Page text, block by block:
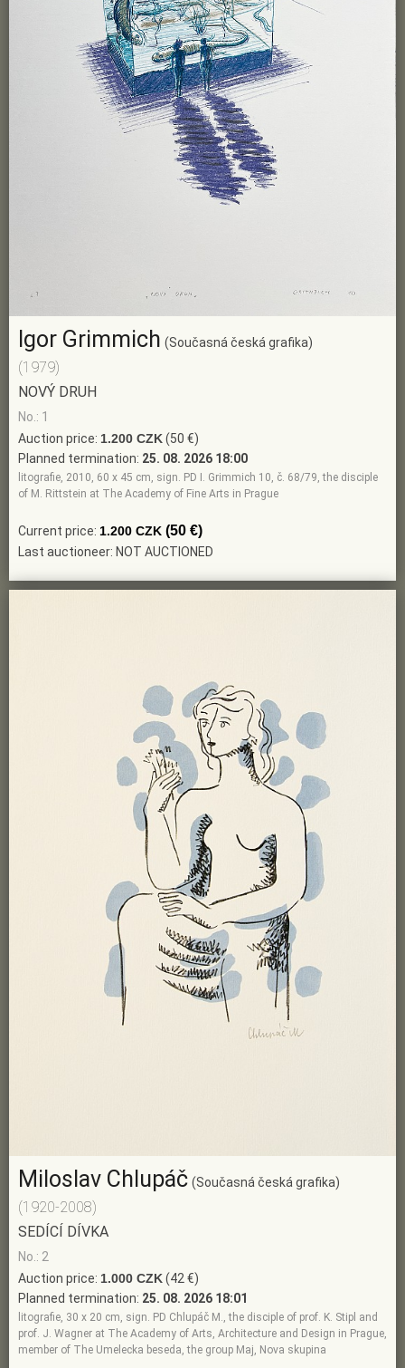
Igor Grimmich (Současná česká grafika)
(1979)
NOVÝ DRUH
No.: 1
Auction price: 1.200 CZK(50 €)
Planned termination: 25. 08. 2026 18:00
litografie, 2010, 60 x 45 cm, sign. PD I. Grimmich 10, č. 68/79, the disciple
of M. Rittstein at The Academy of Fine Arts in Prague
Current price: 1.200 CZK (50 €)
Last auctioneer: NOT AUCTIONED
Miloslav Chlupáč (Současná česká grafika)
(1920-2008)
SEDÍCÍ DÍVKA
No.: 2
Auction price: 1.000 CZK(42 €)
Planned termination: 25. 08. 2026 18:01
litografie, 30 x 20 cm, sign. PD Chlupáč M., the disciple of prof. K. Stipl and
prof. J. Wagner at The Academy of Arts, Architecture and Design in Prague,
member of The Umelecka beseda, the group Maj, Nova skupina